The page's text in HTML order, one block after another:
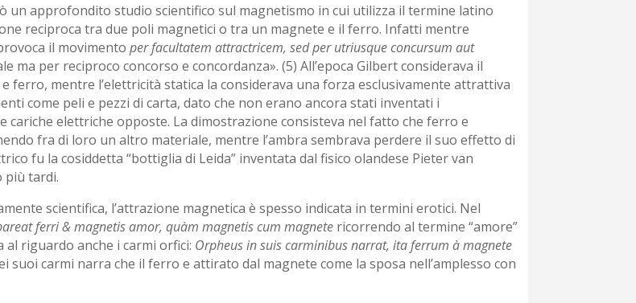
un approfondito studio scientifico sul magnetismo in cui utilizza il termine latino
reciproca tra due poli magnetici o tra un magnete e il ferro. Infatti mentre
il movimento per facultatem attractricem, sed per utriusque concursum aut
ma per reciproco concorso e concordanza». (5) All’epoca Gilbert considerava il
ferro, mentre l’elettricità statica la considerava una forza esclusivamente attrattiva
come peli e pezzi di carta, dato che non erano ancora stati inventati i
elettriche opposte. La dimostrazione consisteva nel fatto che ferro e
fra di loro un altro materiale, mentre l’ambra sembrava perdere il suo effetto di
fu la cosiddetta “bottiglia di Leida” inventata dal fisico olandese Pieter van
più tardi.
scientifica, l’attrazione magnetica è spesso indicata in termini erotici. Nel
ferri & magnetis amor, quàm magnetis cum magnetericorrendo al termine “amore”
al riguardo anche i carmi orfici: Orpheus in suis carminibus narrat, ita ferrum à magnete
suoi carmi narra che il ferro e attirato dal magnete come la sposa nell’amplesso con